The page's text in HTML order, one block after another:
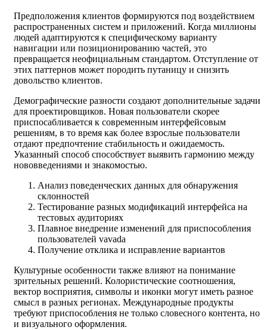
Предположения клиентов формируются под воздействием
распространенных систем и приложений. Когда миллионы
людей адаптируются к специфическому варианту
навигации или позиционированию частей, это
превращается неофициальным стандартом. Отступление от
этих паттернов может породить путаницу и снизить
довольство клиентов.
Демографические разности создают дополнительные задачи
для проектировщиков. Новая пользователи скорее
приспосабливается к современным интерфейсовым
решениям, в то время как более взрослые пользователи
отдают предпочтение стабильность и ожидаемость.
Указанный способ способствует выявить гармонию между
нововведениями и знакомостью.
Анализ поведенческих данных для обнаружения
склонностей
Тестирование разных модификаций интерфейса на
тестовых аудиториях
Плавное внедрение изменений для приспособления
пользователей vavada
Получение отклика и исправление вариантов
Культурные особенности также влияют на понимание
зрительных решений. Колористические соотношения,
вектор восприятия, символы и иконки могут иметь разное
смысл в разных регионах. Международные продукты
требуют приспособления не только словесного контента, но
и визуального оформления.